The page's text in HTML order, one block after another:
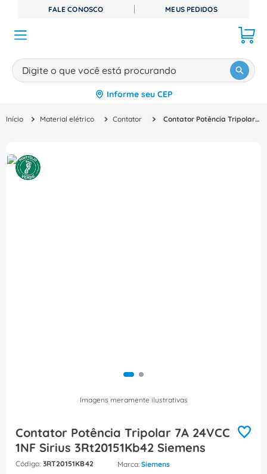
FALE CONOSCO MEUS PEDIDOS
Digite o que você está procurando
Informe seu CEP
Material elétrico Contator Contator Potência Tripolar 7A 24VCC 1NF Sirius 3Rt20151Kb42 Siemens
Imagens meramente ilustrativas
Contator Potência Tripolar 7A 24VCC
1NF Sirius 3Rt20151Kb42 Siemens
: 3RT20151KB42 Siemens
TERMOS MAIS BUSCADOS
º disjuntor
3º